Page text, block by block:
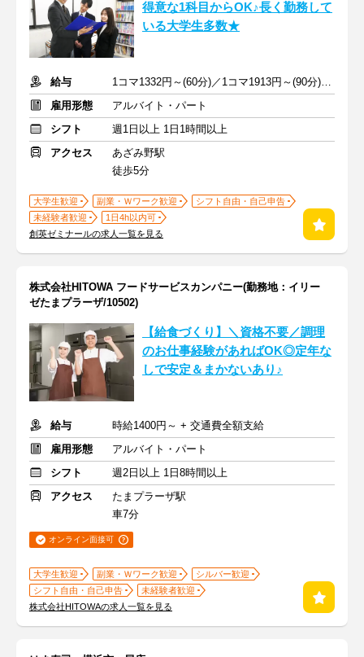
得意な1科目からOK♪長く勤務して
いる大学生多数★
給与
1コマ1332円～(60分)／1コマ1913円～(90分) ※準備報告手当込み
雇用形態
アルバイト・パート
シフト
週1日以上 1日1時間以上
アクセス
あざみ野駅
徒歩5分
大学生歓迎 副業・Ｗワーク歓迎
シフト自由・自己申告
未経験者歓迎
1日4h以内可
創英ゼミナールの求人一覧を見る
株式会社HITOWA フードサービスカンパニー(勤務地：イリー
ゼたまプラーザ/10502)
【給食づくり】＼資格不要／調理
のお仕事経験があればOK◎定年な
しで安定＆まかないあり♪
給与
時給1400円～ + 交通費全額支給
雇用形態
アルバイト・パート
シフト
週2日以上 1日8時間以上
アクセス
たまプラーザ駅
車7分
オンライン面接可
大学生歓迎 副業・Ｗワーク歓迎
シルバー歓迎
シフト自由・自己申告
未経験者歓迎
株式会社HITOWAの求人一覧を見る